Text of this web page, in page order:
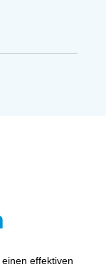
effektiven